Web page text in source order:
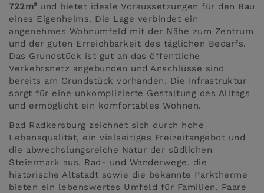
722m²und bietet ideale Voraussetzungen für den Bau
eines Eigenheims. Die Lage verbindet ein
angenehmes Wohnumfeld mit der Nähe zum Zentrum
und der guten Erreichbarkeit des täglichen Bedarfs.
Das Grundstück ist gut an das öffentliche
Verkehrsnetz angebunden und Anschlüsse sind
bereits am Grundstück vorhanden. Die Infrastruktur
sorgt für eine unkomplizierte Gestaltung des Alltags
und ermöglicht ein komfortables Wohnen.
Bad Radkersburg zeichnet sich durch hohe
Lebensqualität, ein vielseitiges Freizeitangebot und
die abwechslungsreiche Natur der südlichen
Steiermark aus. Rad- und Wanderwege, die
historische Altstadt sowie die bekannte Parktherme
bieten ein lebenswertes Umfeld für Familien, Paare